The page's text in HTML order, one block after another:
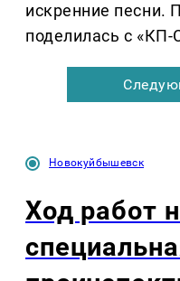
искренние песни.
поделилась с «КП-
Новокуйбышевск
Ход работ